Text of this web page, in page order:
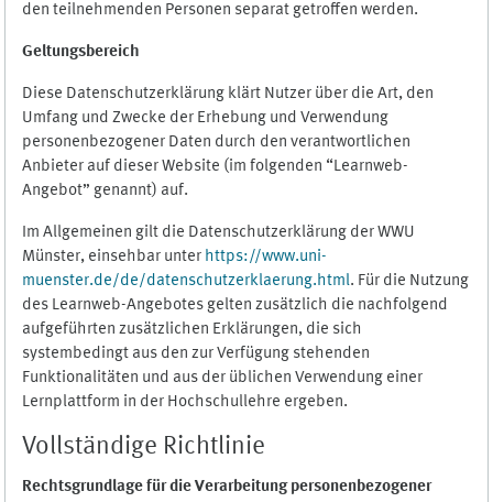
den teilnehmenden Personen separat getroffen werden.
Geltungsbereich
Diese Datenschutzerklärung klärt Nutzer über die Art, den
Umfang und Zwecke der Erhebung und Verwendung
personenbezogener Daten durch den verantwortlichen
Anbieter auf dieser Website (im folgenden “Learnweb-
Angebot” genannt) auf.
Im Allgemeinen gilt die Datenschutzerklärung der WWU
Münster, einsehbar unter https://www.uni-
muenster.de/de/datenschutzerklaerung.html. Für die Nutzung
des Learnweb-Angebotes gelten zusätzlich die nachfolgend
aufgeführten zusätzlichen Erklärungen, die sich
systembedingt aus den zur Verfügung stehenden
Funktionalitäten und aus der üblichen Verwendung einer
Lernplattform in der Hochschullehre ergeben.
Vollständige Richtlinie
Rechtsgrundlage für die Verarbeitung personenbezogener